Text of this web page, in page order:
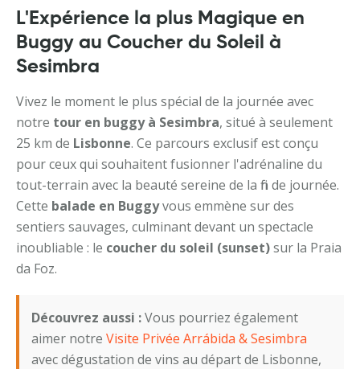
L'Expérience la plus Magique en
Buggy au Coucher du Soleil à
Sesimbra
Vivez le moment le plus spécial de la journée avec
notre tour en buggy à Sesimbra, situé à seulement
25 km de Lisbonne. Ce parcours exclusif est conçu
pour ceux qui souhaitent fusionner l'adrénaline du
tout-terrain avec la beauté sereine de la fin de journée.
Cette balade en Buggyvous emmène sur des
sentiers sauvages, culminant devant un spectacle
inoubliable : le coucher du soleil (sunset)sur la Praia
da Foz.
Découvrez aussi :Vous pourriez également
aimer notre Visite Privée Arrábida & Sesimbra
avec dégustation de vins au départ de Lisbonne,